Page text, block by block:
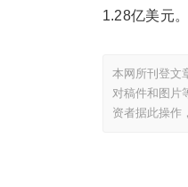
1.28亿美元
本网所刊登文
对稿件和图片
资者据此操作